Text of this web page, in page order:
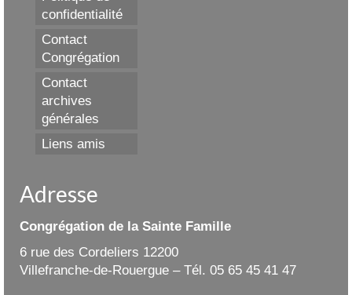
confidentialité
Contact
Congrégation
Contact
archives
générales
Liens amis
Adresse
Congrégation de la Sainte Famille
6 rue des Cordeliers 12200
Villefranche-de-Rouergue – Tél. 05 65 45 41 47